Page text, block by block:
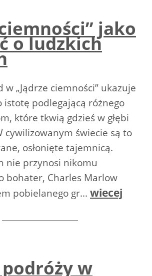
jako
o ludzkich
w „Jądrze ciemności” ukazuje
istotę podlegającą różnego
które tkwią gdzieś w głębi
cywilizowanym świecie są to
osłonięte tajemnicą.
nie przynosi nikomu
bohater, Charles Marlow
pobielanego gr... wiecej
w